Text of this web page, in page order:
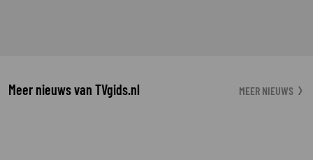
Meer nieuws van TVgids.nl MEER NIEUWS